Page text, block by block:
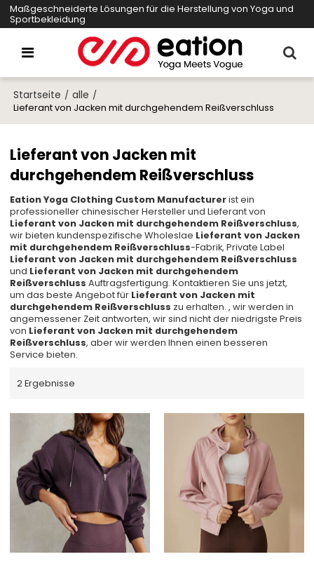
Maßgeschneiderte Lösungen für die Herstellung von Yoga und
Sportbekleidung
Startseite / alle /
Lieferant von Jacken mit durchgehendem Reißverschluss
Lieferant von Jacken mit
durchgehendem Reißverschluss
Eation Yoga Clothing Custom Manufacturerist ein
professioneller chinesischer Hersteller und Lieferant von
Lieferant von Jacken mit durchgehendem Reißverschluss,
wir bieten kundenspezifische Wholeslae Lieferant von Jacken
mit durchgehendem Reißverschluss-Fabrik, Private Label
Lieferant von Jacken mit durchgehendem Reißverschluss
und Lieferant von Jacken mit durchgehendem
Reißverschluss Auftragsfertigung. Kontaktieren Sie uns jetzt,
um das beste Angebot für Lieferant von Jacken mit
durchgehendem Reißverschluss zu erhalten. , wir werden in
angemessener Zeit antworten, wir sind nicht der niedrigste Preis
von Lieferant von Jacken mit durchgehendem
Reißverschluss, aber wir werden Ihnen einen besseren
Service bieten.
2 Ergebnisse